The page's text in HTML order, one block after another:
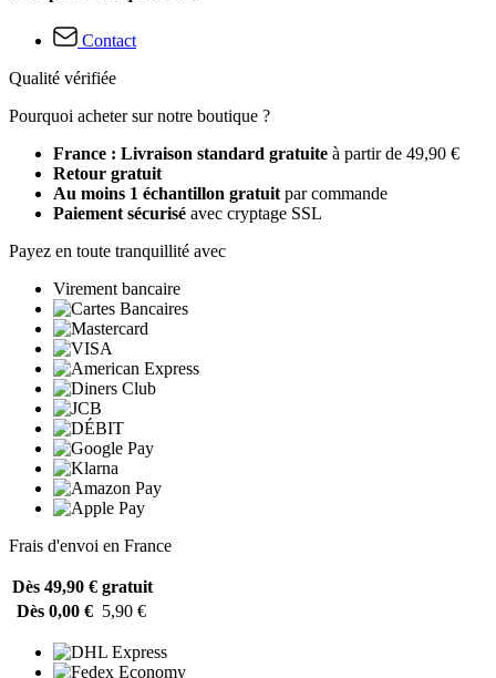
Contact
Qualité vérifiée
Pourquoi acheter sur notre boutique ?
France : Livraison standard gratuite à partir de 49,90 €
Retour gratuit
Au moins 1 échantillon gratuit par commande
Paiement sécurisé avec cryptage SSL
Payez en toute tranquillité avec
Virement bancaire
Frais d'envoi en France
Dès 49,90 € gratuit
Dès 0,00 € 5,90 €